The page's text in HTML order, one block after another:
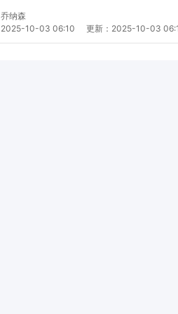
乔纳森
2025-10-03 06:10 更新： 2025-10-03